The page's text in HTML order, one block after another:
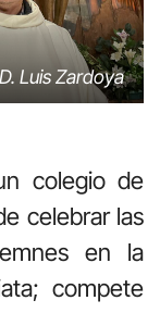
Luis Zardoya
colegio de
celebrar las
en la
compete